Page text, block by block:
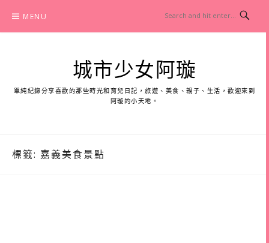
content
MENU
城市少女阿璇
單純紀錄分享喜歡的那些時光和育兒日記，旅遊、美食、親子、生活，歡迎來到
阿璇的小天地。
標籤: 嘉義美食景點